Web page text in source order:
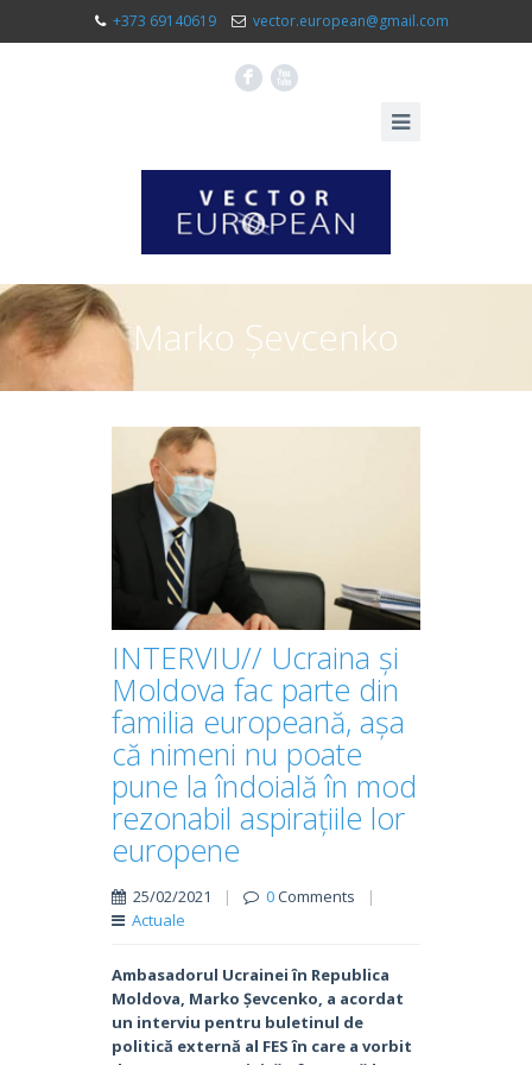
+373 69140619 vector.european@gmail.com
F X
Marko Șevcenko
INTERVIU// Ucraina și
Moldova fac parte din
familia europeană, așa
că nimeni nu poate
pune la îndoială în mod
rezonabil aspirațiile lor
europene
25/02/2021 | 0Comments
|
Actuale
Ambasadorul Ucrainei în Republica
Moldova, Marko Șevcenko, a acordat
un interviu pentru buletinul de
politică externă al FES în care a vorbit